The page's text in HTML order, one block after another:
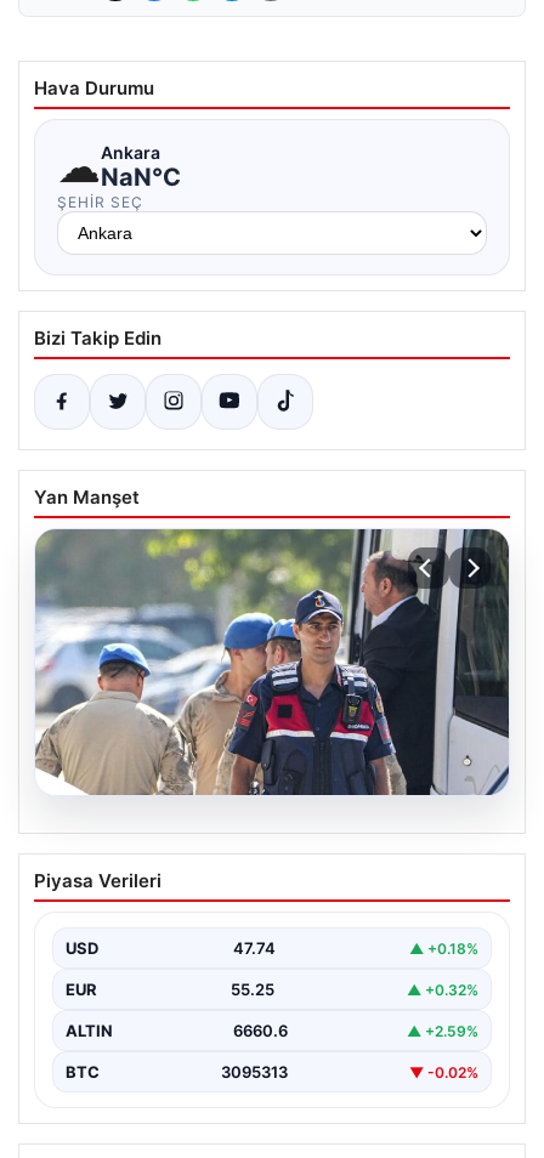
Hava Durumu
☁Ankara
NaN°C
ŞEHIR SEÇ
Bizi Takip Edin
Yan Manşet
07.08.2026
Menderes Belediye Başkanı İlkay Çiçek
ve Diğer Şüpheliler Hakkında Tutuklama
İzmir Cumhuriyet Başsavcılığı'nın yürüttüğü kapsamlı
gerçekleşen usulsüzlük iddiaları gündemdeki yerini…
Piyasa Verileri
USD 47.74 ▲ +0.18%
EUR 55.25 ▲ +0.32%
ALTIN 6660.6 ▲ +2.59%
BTC 3095313 ▼ -0.02%